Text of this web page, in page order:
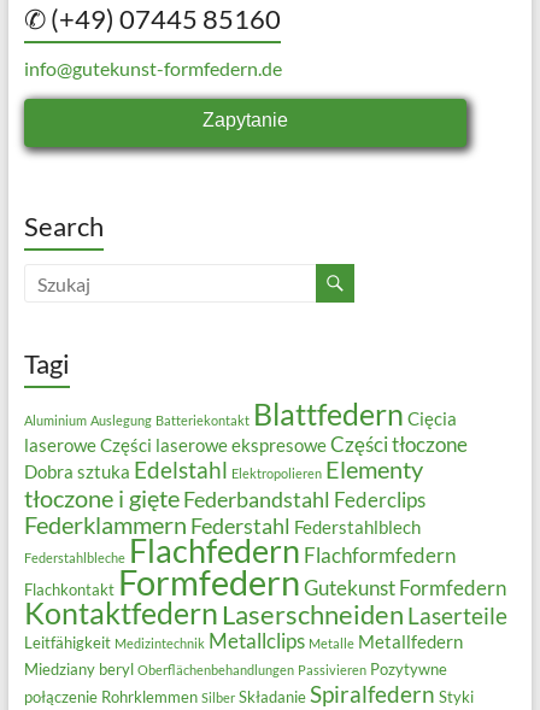
✆ (+49) 07445 85160
info@gutekunst-formfedern.de
Zapytanie
Search
Tagi
Aluminium Auslegung Batteriekontakt Blattfedern Cięcia
laseroweCzęści laserowe ekspresoweCzęści tłoczone
Dobra sztuka Edelstahl Elektropolieren Elementy
tłoczone i gięteFederbandstahl Federclips
Federklammern Federstahl Federstahlblech
Federstahlbleche Flachfedern Flachformfedern
Flachkontakt FormfedernGutekunst Formfedern
Kontaktfedern Laserschneiden Laserteile
Leitfähigkeit Medizintechnik Metallclips Metalle Metallfedern
Miedziany beryl Oberflächenbehandlungen Passivieren Pozytywne
połączenie Rohrklemmen Silber Składanie Spiralfedern Styki